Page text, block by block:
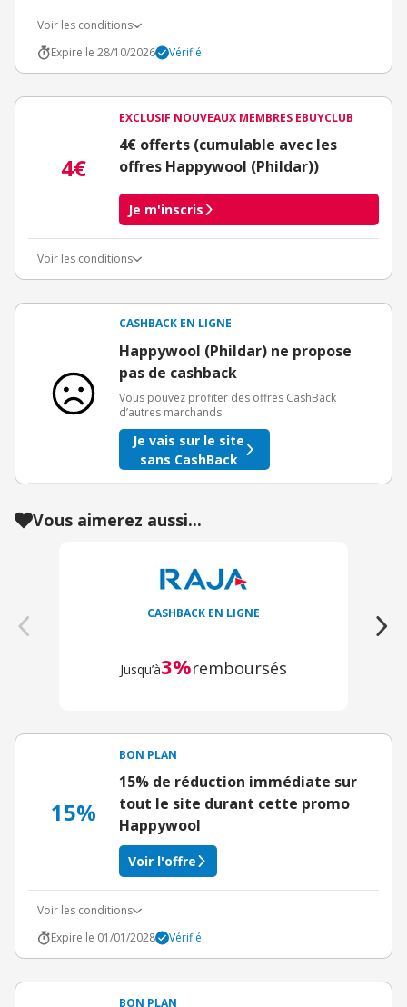
Voir les conditions
Expire le 28/10/2026
Vérifié
4€
EXCLUSIF NOUVEAUX MEMBRES EBUYCLUB
4€ offerts (cumulable avec les
offres Happywool (Phildar))
Je m'inscris
Voir les conditions
3€ de bienvenue crédités immédiatement + 1€ supplémentaire
Offre réservée à une toute première inscription chez eBuyClub.
CASHBACK EN LIGNE
Happywool (Phildar) ne propose
pas de cashback
Vous pouvez profiter des offres CashBack
d’autres marchands
Je vais sur le site
sans CashBack
Vous aimerez aussi...
CASHBACK EN LIGNE
Jusqu’à3%remboursés
15%
BON PLAN
15% de réduction immédiate sur
tout le site durant cette promo
Happywool
Voir l'offre
Voir les conditions
Expire le 01/01/2028
Vérifié
BON PLAN